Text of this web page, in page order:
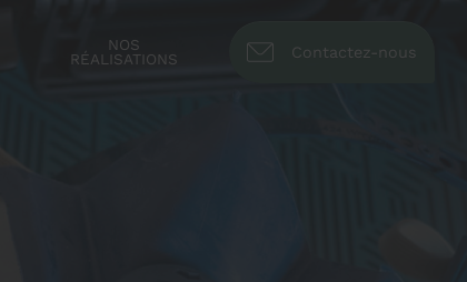
NOS
RÉALISATIONS
Contactez-nous